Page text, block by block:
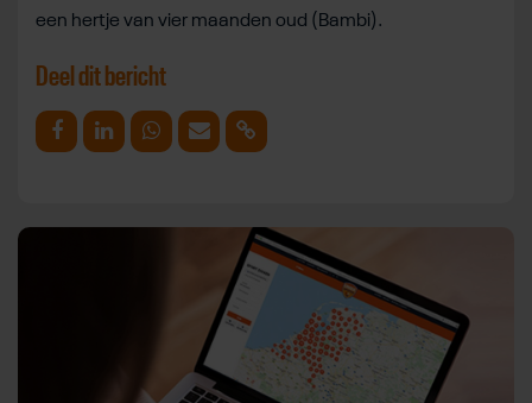
een hertje van vier maanden oud (Bambi).
Deel dit bericht
Deel op Facebook
Deel op LinkedinDeel op Whatsapp
Mail link Kopieer link